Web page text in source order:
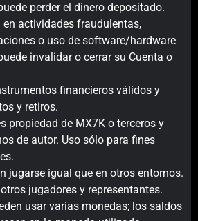
perder el dinero depositado.
actividades fraudulentas,
o uso de software/hardware
invalidar o cerrar su Cuenta o
financieros válidos y
y retiros.
propiedad de MX7K o terceros y
de autor. Uso sólo para fines
jugarse igual que en otros entornos.
jugadores y representantes.
usar varias monedas; los saldos